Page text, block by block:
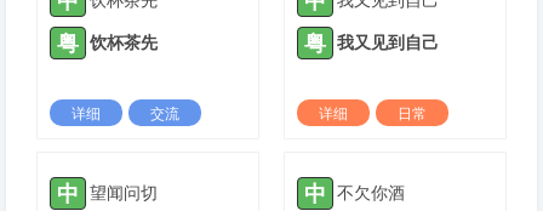
粤 饮杯茶先
详细
交流
粤 我又见到自己
详细
日常
中 望闻问切 中 不欠你酒